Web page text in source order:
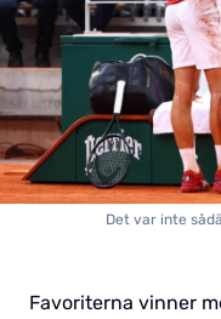
Det var inte
Favoriterna vinner